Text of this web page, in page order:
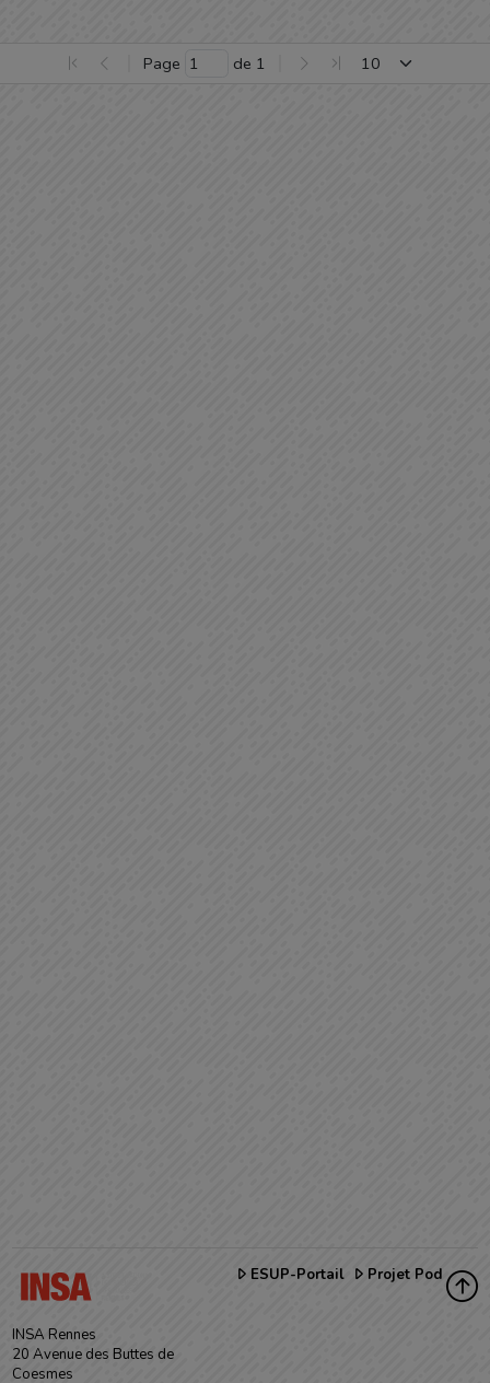
Page de 1
INSA Rennes
20 Avenue des Buttes de
Coesmes
ESUP-Portail Projet Pod